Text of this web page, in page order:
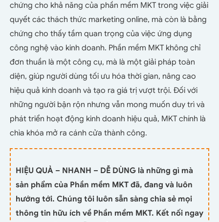
chứng cho khả năng của phần mềm MKT trong việc giải
quyết các thách thức marketing online, mà còn là bằng
chứng cho thấy tầm quan trọng của việc ứng dụng
công nghệ vào kinh doanh. Phần mềm MKT không chỉ
đơn thuần là một công cụ, mà là một giải pháp toàn
diện, giúp người dùng tối ưu hóa thời gian, nâng cao
hiệu quả kinh doanh và tạo ra giá trị vượt trội. Đối với
những người bận rộn nhưng vẫn mong muốn duy trì và
phát triển hoạt động kinh doanh hiệu quả, MKT chính là
chìa khóa mở ra cánh cửa thành công.
HIỆU QUẢ – NHANH – DỄ DÙNG là những gì mà
sản phẩm của Phần mềm MKT đã, đang và luôn
hướng tới. Chúng tôi luôn sẵn sàng chia sẻ mọi
thông tin hữu ích về Phần mềm MKT. Kết nối ngay